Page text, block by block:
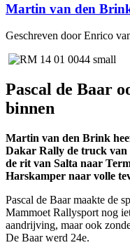
Martin van den
Geschreven door Enrico
Pascal de Baar
binnen
Martin van den Brink
Dakar Rally de truck van
de rit van Salta naar
Harskamper naar volle
Pascal de Baar maakte de
Mammoet Rallysport nog
aandrijving, maar ook
De Baar werd 24e.